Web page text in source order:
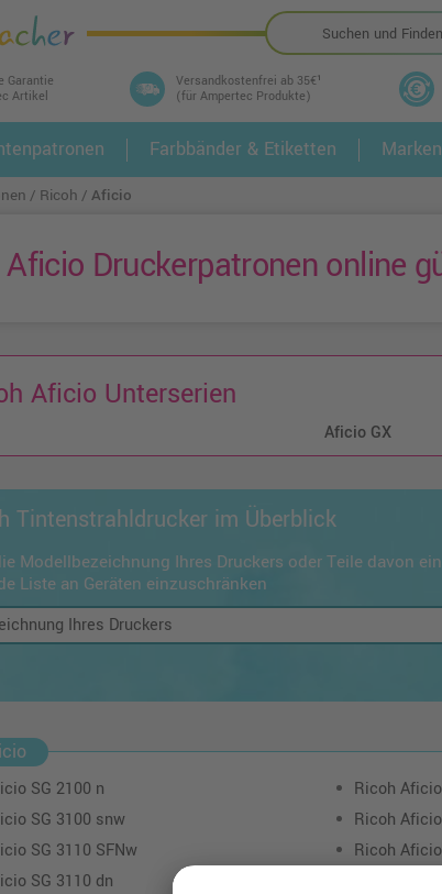
Garantie
Artikel
Versandkostenfrei ab 35€¹
(für Ampertec Produkte)
ihr Druckermodell
Artikel finden ➤ 1.
Farbbänder & Etiketten
Ricoh Aficio
Aficio Druckerpatronen online
Aficio Unterserien
Aficio GX
Tintenstrahldrucker im Überblick
Modellbezeichnung Ihres Druckers oder Teile davon
Liste an Geräten einzuschränken
SG 2100 n
SG 3100 snw
SG 3110 SFNw
SG 3110 dn
Ricoh
Ricoh
Ricoh